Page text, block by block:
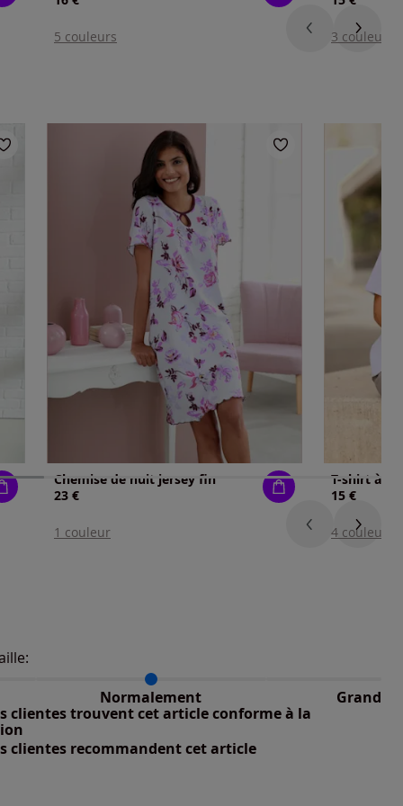
5 couleurs 3 couleurs
Chemise de nuit jersey fin
23 €
1 couleur
15 €
4 couleurs
Normalement Grand
taillant selon les avis clients
: 6%
clientes trouvent cet article conforme à la
clientes recommandent cet article